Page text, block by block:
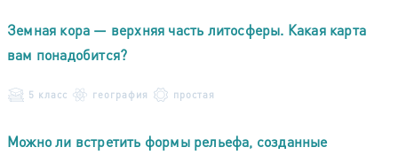
Земная кора — верхняя часть литосферы. Какая карта
вам понадобится?
5 класс география простая
Можно ли встретить формы рельефа, созданные